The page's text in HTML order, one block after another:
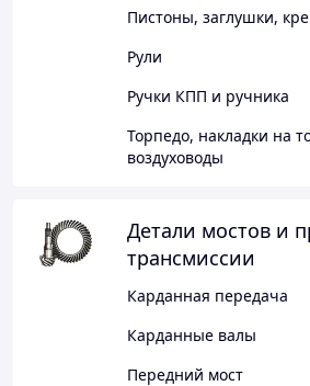
Пистоны, заглушки,
Рули
Ручки КПП и ручника
Торпедо, накладки на
воздуховоды
Детали мостов и
трансмиссии
Карданная передача
Карданные валы
Передний мост